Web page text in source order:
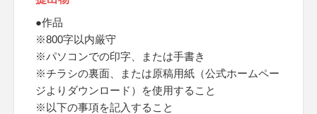
●作品
※800字以内厳守
※パソコンでの印字、または手書き
※チラシの裏面、または原稿用紙（公式ホームペー
ジよりダウンロード）を使用すること
※以下の事項を記入すること